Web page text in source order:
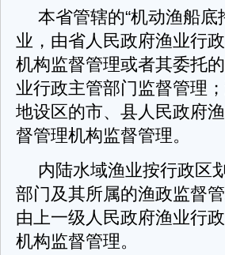
本省管辖的“机动渔船
业，由省人民政府渔业行
机构监督管理或者其委托
业行政主管部门监督管理
地设区的市、县人民政府
督管理机构监督管理。
内陆水域渔业按行政区
部门及其所属的渔政监督
由上一级人民政府渔业行
机构监督管理。